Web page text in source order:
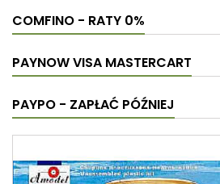
COMFINO - RATY 0%
PAYNOW VISA MASTERCART
PAYPO - ZAPŁAĆ PÓŹNIEJ